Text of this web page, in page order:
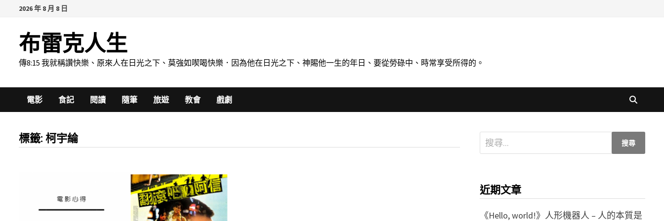
content
2026 年 8 月 8 日
布雷克人生
傳8:15 我就稱讚快樂、原來人在日光之下、莫強如喫喝快樂．因為他在日光之下、神賜他一生的年日、要從勞碌中、時常享受所得的。
電影 食記 閱讀 隨筆 旅遊 教會 戲劇
標籤:柯宇綸
搜
尋
字:
近期文章
《Hello, world!》人形機器人 – 人的本質是